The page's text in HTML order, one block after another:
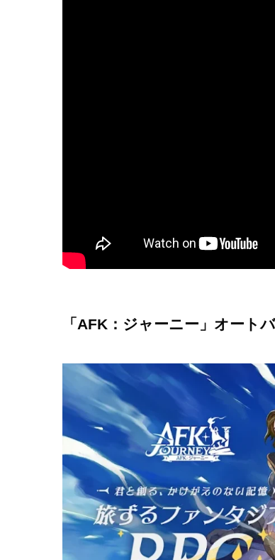
「AFK：ジャーニー」オート